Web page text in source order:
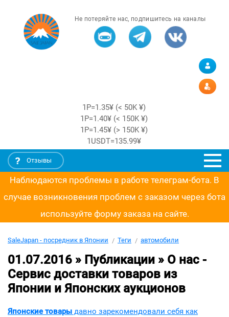
Не потеряйте нас, подпишитесь на каналы
1Р=1.35¥ (< 50K ¥)
1Р=1.40¥ (< 150K ¥)
1Р=1.45¥ (> 150K ¥)
1USDT=135.99¥
Отзывы
Наблюдаются проблемы в работе телеграм-бота. В
случае возникновения проблем с заказом через бота
используйте форму заказа на сайте.
SaleJapan - посредник в Японии Теги автомобили
01.07.2016 » Публикации » О нас -
Сервис доставки товаров из
Японии и Японских аукционов
Японские товары давно зарекомендовали себя как